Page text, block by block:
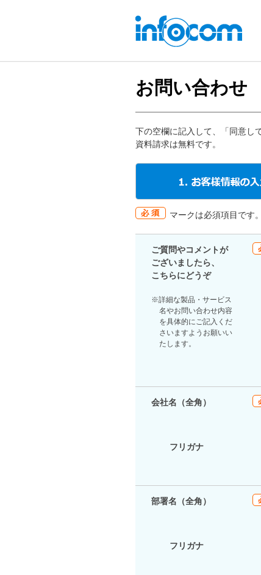
お問い合わせ
下の空欄に記入して、「同意し
資料請求は無料です。
マークは必須項目です
ご質問やコメントが
ございましたら、
こちらにどうぞ
※詳細な製品・サービス
名やお問い合わせ内容
を具体的にご記入くだ
さいますようお願いい
たします。
会社名（全角）
フリガナ
部署名（全角）
フリガナ